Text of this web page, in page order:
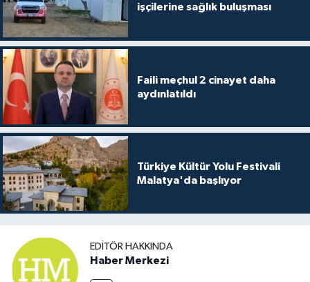
işçilerine sağlık buluşması
Faili meçhul 2 cinayet daha
aydınlatıldı
Türkiye Kültür Yolu Festivali
Malatya'da başlıyor
EDITÖR HAKKINDA
Haber Merkezi